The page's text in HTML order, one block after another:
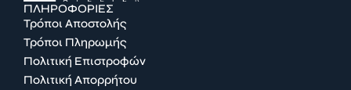
ΠΛΗΡΟΦΟΡΙΕΣ
Τρόποι Αποστολής
Τρόποι Πληρωμής
Πολιτική Επιστροφών
Πολιτική Απορρήτου